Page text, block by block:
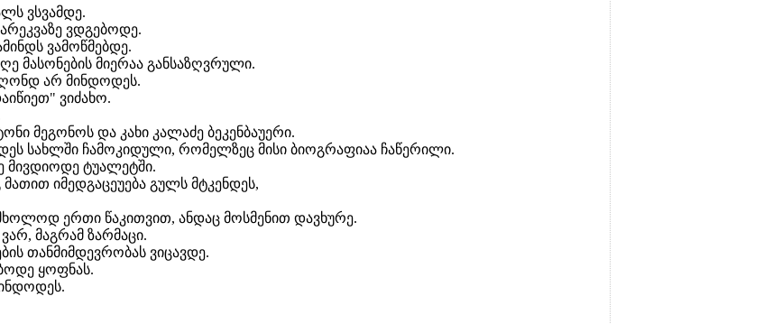
ვსვამდე.
ვდგებოდე.
ვამოწმებდე.
მასონების მიერაა განსაზღვრული.
არ მინდოდეს.
ვიძახო.
მეგონოს და კახი კალაძე ბეკენბაუერი.
სახლში ჩამოკიდული, რომელზეც მისი ბიოგრაფიაა ჩაწერილი.
მივდიოდე ტუალეტში.
იმედგაცეუება გულს მტკენდეს,
ერთი წაკითვით, ანდაც მოსმენით დავხურე.
მაგრამ ზარმაცი.
თანმიმდევრობას ვიცავდე.
ყოფნას.